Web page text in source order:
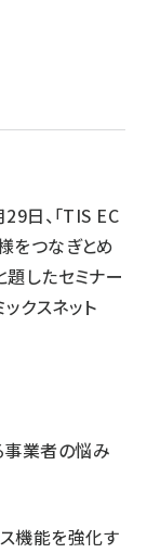
日、「TIS EC
をつなぎとめ
題したセミナー
クスネット
事業者の悩み
機能を強化す